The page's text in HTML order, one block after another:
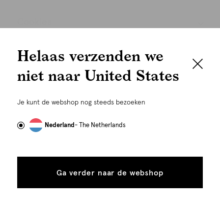
graag persoonlijk
gebruiken wij cookies en daarmee vergelijkbare
om advertenties te personaliseren...
tonen
toestaan
Alle rechten voorbehouden. Shoeby 2026
Helaas verzenden we
niet naar United States
Je kunt de webshop nog steeds bezoeken
Nederland- The Netherlands
Ga verder naar de webshop